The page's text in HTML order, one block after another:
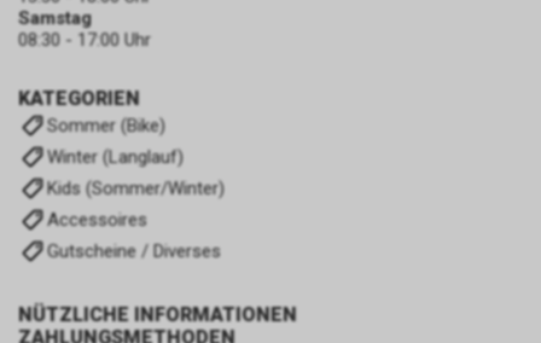
KATEGORIEN
Sommer (Bike)
Winter (Langlauf)
Kids (Sommer/Winter)
Accessoires
Gutscheine / Diverses
NÜTZLICHE INFORMATIONEN
ZAHLUNGSMETHODEN
Samstag
08:30 - 17:00 Uhr